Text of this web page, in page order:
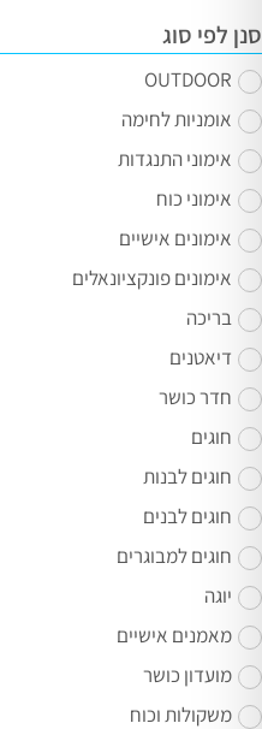
סנן לפי סוג
OUTDOOR
אומניות לחימה
אימוני התנגדות
אימוני כוח
אימונים אישיים
אימונים פונקציונאלים
בריכה
דיאטנים
חדר כושר
חוגים
חוגים לבנות
חוגים לבנים
חוגים למבוגרים
יוגה
מאמנים אישיים
מועדון כושר
משקולות וכוח